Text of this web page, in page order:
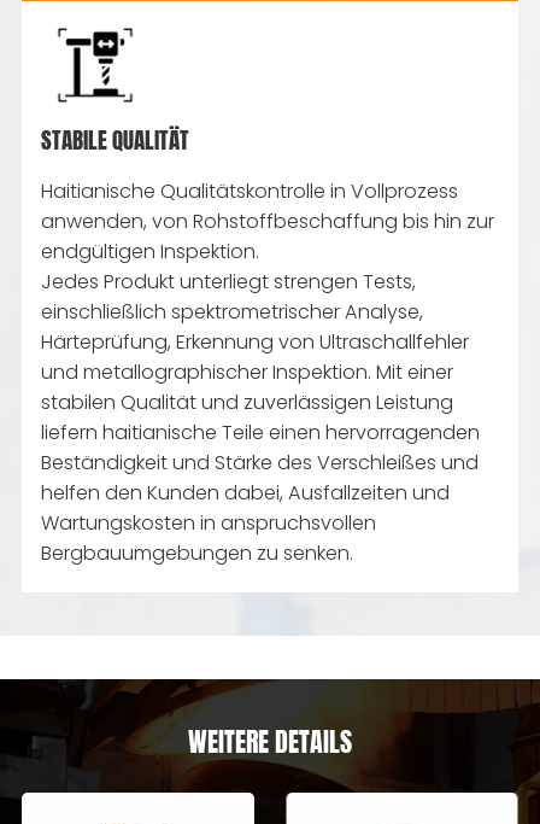
STABILE QUALITÄT
Haitianische Qualitätskontrolle in Vollprozess
anwenden, von Rohstoffbeschaffung bis hin zur
endgültigen Inspektion.
Jedes Produkt unterliegt strengen Tests,
einschließlich spektrometrischer Analyse,
Härteprüfung, Erkennung von Ultraschallfehler
und metallographischer Inspektion. Mit einer
stabilen Qualität und zuverlässigen Leistung
liefern haitianische Teile einen hervorragenden
Beständigkeit und Stärke des Verschleißes und
helfen den Kunden dabei, Ausfallzeiten und
Wartungskosten in anspruchsvollen
Bergbauumgebungen zu senken.
WEITERE DETAILS